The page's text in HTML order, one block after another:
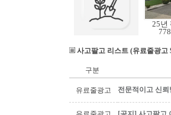
25년
사고팔고 리스트 (유료줄광고
구분
유료줄광고 전문적이고 신